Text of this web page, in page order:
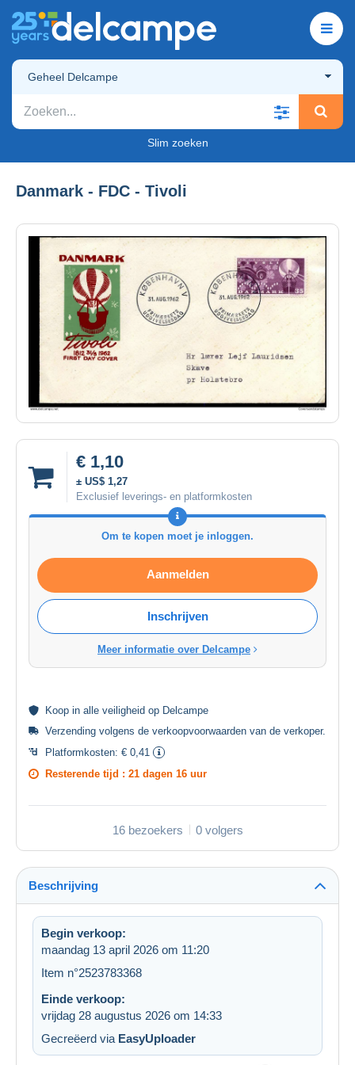
Geheel Delcampe
Slim zoeken
Danmark - FDC - Tivoli
€ 1,10
± US$ 1,27
Exclusief leverings- en platformkosten
Om te kopen moet je inloggen.
Aanmelden
Inschrijven
Meer informatie over Delcampe
Koop in alle veiligheid op Delcampe
Verzending volgens de verkoopvoorwaarden van de verkoper.
Platformkosten: € 0,41
Resterende tijd : 21 dagen 16 uur
16 bezoekers 0 volgers
Beschrijving
Begin verkoop:
maandag 13 april 2026 om 11:20
Item n°2523783368
Einde verkoop:
vrijdag 28 augustus 2026 om 14:33
Gecreëerd via EasyUploader